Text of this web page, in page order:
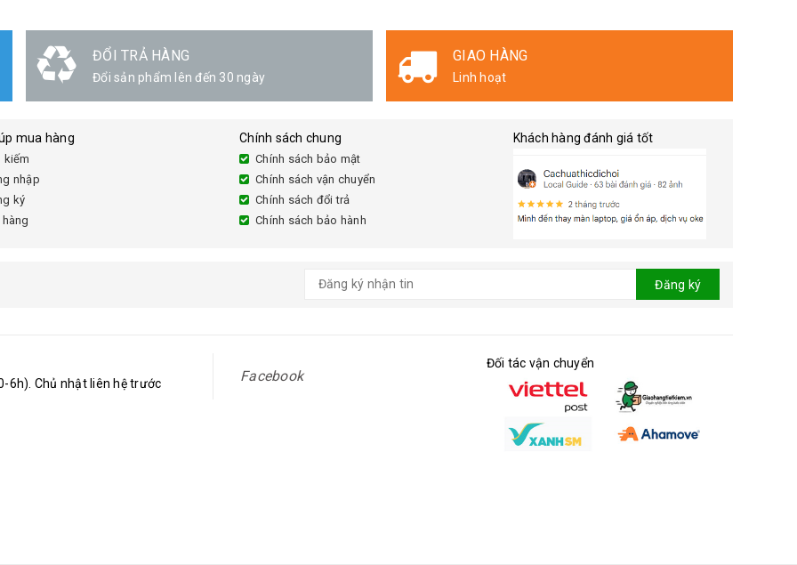
GIAO HÀNG
Linh hoạt
THANH TOÁN
Nhận hàng và thanh toán
mua hàng
kiếm
nhập
ký
hàng
Chính sách chung
Chính sách bảo mật
Chính sách vận chuyển
Chính sách đổi trả
Chính sách bảo hành
Khách hàng đánh giá tốt
Đăng ký
6h). Chủ nhật liên hệ trước Facebook
Đối tác vận chuyển